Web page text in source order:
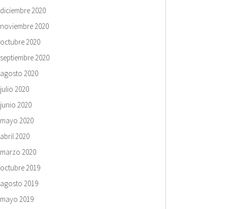
diciembre 2020
noviembre 2020
octubre 2020
septiembre 2020
agosto 2020
julio 2020
junio 2020
mayo 2020
abril 2020
marzo 2020
octubre 2019
agosto 2019
mayo 2019